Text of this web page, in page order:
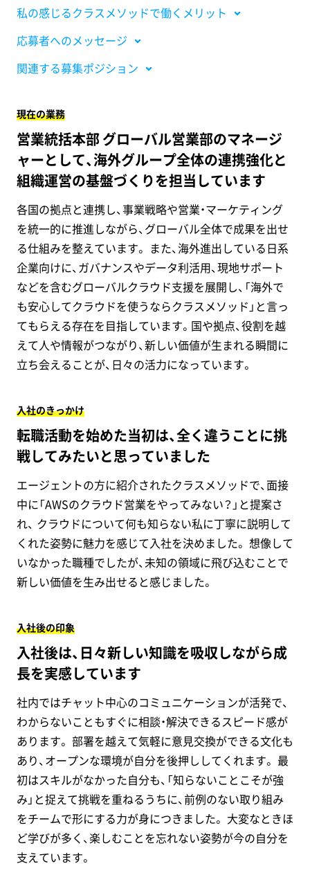
私の感じるクラスメソッドで働くメリット
応募者へのメッセージ
関連する募集ポジション
現在の業務
営業統括本部 グローバル営業部のマネージ
ャーとして、海外グループ全体の連携強化と
組織運営の基盤づくりを担当しています
各国の拠点と連携し、事業戦略や営業・マーケティング
を統一的に推進しながら、グローバル全体で成果を出せ
る仕組みを整えています。 また、海外進出している日系
企業向けに、ガバナンスやデータ利活用、現地サポート
などを含むグローバルクラウド支援を展開し、「海外で
も安心してクラウドを使うならクラスメソッド」と言っ
てもらえる存在を目指しています。国や拠点、役割を越
えて人や情報がつながり、新しい価値が生まれる瞬間に
立ち会えることが、日々の活力になっています。
入社のきっかけ
転職活動を始めた当初は、全く違うことに挑
戦してみたいと思っていました
エージェントの方に紹介されたクラスメソッドで、面接
中に「AWSのクラウド営業をやってみない？」と提案さ
れ、 クラウドについて何も知らない私に丁寧に説明して
くれた姿勢に魅力を感じて入社を決めました。 想像して
いなかった職種でしたが、未知の領域に飛び込むことで
新しい価値を生み出せると感じました。
入社後の印象
入社後は、日々新しい知識を吸収しながら成
長を実感しています
社内ではチャット中心のコミュニケーションが活発で、
わからないこともすぐに相談・解決できるスピード感が
あります。 部署を越えて気軽に意見交換ができる文化も
あり、オープンな環境が自分を後押ししてくれます。 最
初はスキルがなかった自分も、「知らないことこそが強
み」と捉えて挑戦を重ねるうちに、前例のない取り組み
をチームで形にする力が身につきました。 大変なときほ
ど学びが多く、楽しむことを忘れない姿勢が今の自分を
支えています。